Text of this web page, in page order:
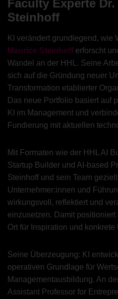
Faculty Experte
Steinhoff
KI verändert grundlegend, wie
Maurice Steinhoff erforscht
Wandel an der HHL. Seine
sich auf die Gründung neuer
Transformation etablierter
Das neue Portfolio basiert auf
KI im Management und
Fundierung mit aktuellen
Mit Formaten wie der HHL AI
Startup Builder und AI-based
Steinhoff und sein Team
Unternehmer:innen und
wirkungsvoll, reflektiert und
einzusetzen. Damit
Ort für Inspiration und
Seine Überzeugung: KI
operativen Grundlage für
Managementausbildung. An
Assistant Professor for